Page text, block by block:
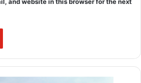
and website in this browser for the next